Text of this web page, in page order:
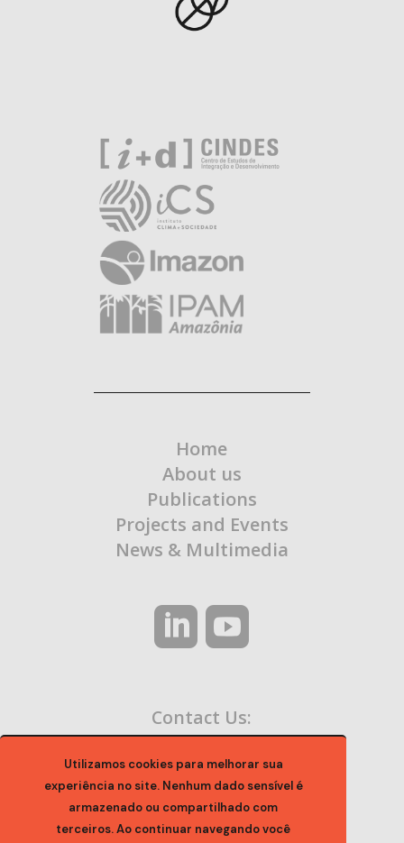
Utilizamos cookies para melhorar sua
experiência no site. Nenhum dado sensível é
armazenado ou compartilhado com
terceiros. Ao continuar navegando você
Home
About us
Publications
Projects and Events
News & Multimedia
Contact Us: